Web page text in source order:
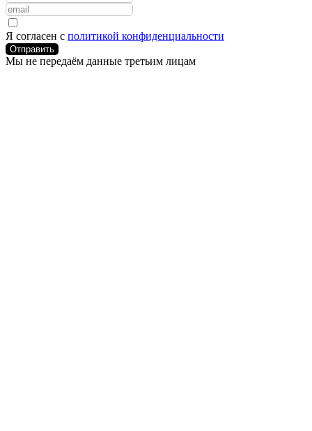
Я согласен с политикой конфиденциальности
Отправить
Мы не передаём данные третьим лицам